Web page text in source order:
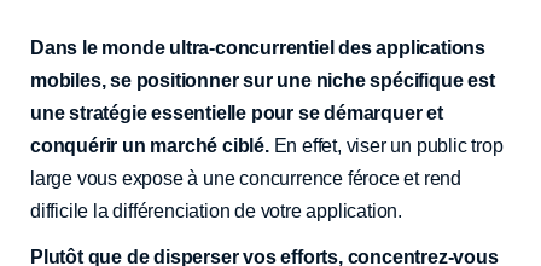
Dans le monde ultra-concurrentiel des applications
mobiles, se positionner sur une niche spécifique est
une stratégie essentielle pour se démarquer et
conquérir un marché ciblé.En effet, viser un public trop
large vous expose à une concurrence féroce et rend
difficile la différenciation de votre application.
Plutôt que de disperser vos efforts, concentrez-vous